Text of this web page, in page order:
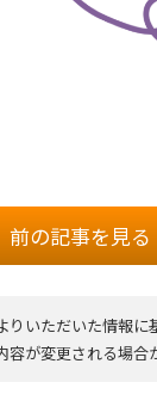
前の記事を見る
りいただいた情報に
容が変更される場合